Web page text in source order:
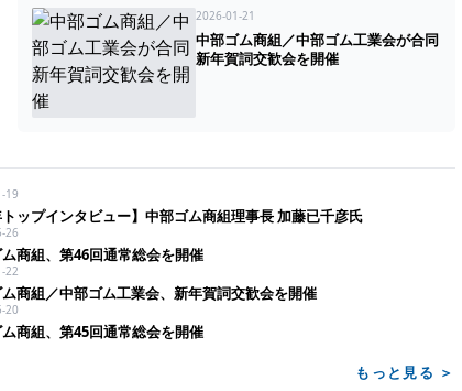
2026-01-21
中部ゴム商組／中部ゴム工業会が合同
新年賀詞交歓会を開催
19
トップインタビュー】中部ゴム商組理事長 加藤已千彦氏
26
商組、第46回通常総会を開催
22
商組／中部ゴム工業会、新年賀詞交歓会を開催
20
商組、第45回通常総会を開催
もっと見る ＞